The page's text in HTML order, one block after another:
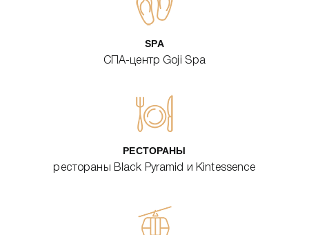
SPA
СПА-центр Goji Spa
РЕСТОРАНЫ
рестораны Black Pyramid и Kintessence